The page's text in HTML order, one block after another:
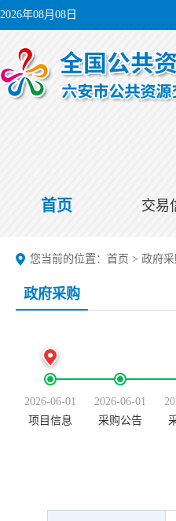
2026年08月08日
首页 交易
您当前的位置： 首页 > 政府采
政府采购
2026-06-01
项目信息
2026-06-01
采购公告